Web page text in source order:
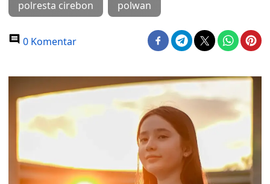
polresta cirebon polwan
0 Komentar